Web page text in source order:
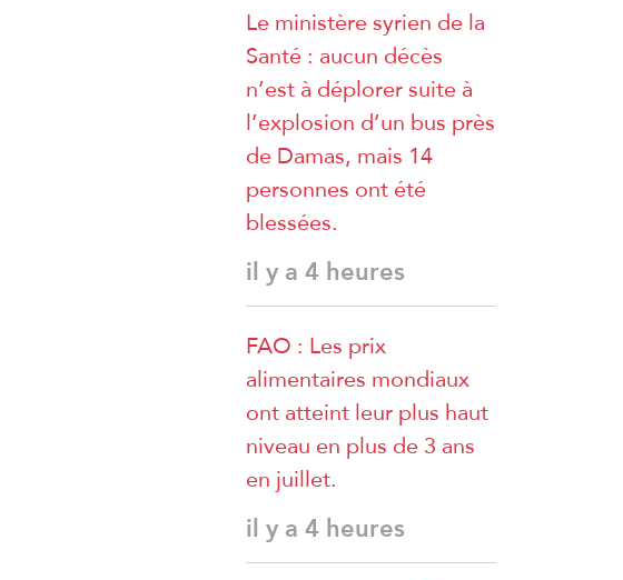
Le ministère syrien de la
Santé : aucun décès
n’est à déplorer suite à
l’explosion d’un bus près
de Damas, mais 14
personnes ont été
blessées.
il y a 4 heures
FAO : Les prix
alimentaires mondiaux
ont atteint leur plus haut
niveau en plus de 3 ans
en juillet.
il y a 4 heures